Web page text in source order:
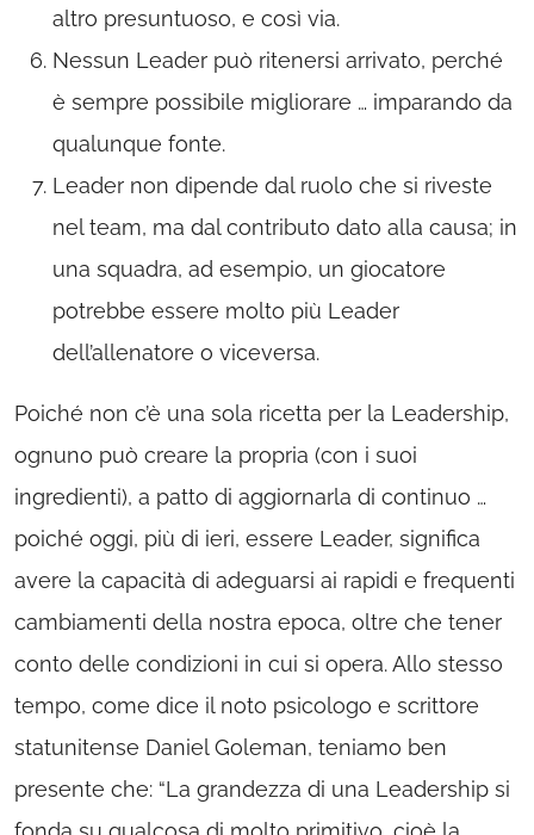
altro presuntuoso, e così via.
Nessun Leader può ritenersi arrivato, perché
è sempre possibile migliorare … imparando da
qualunque fonte.
Leader non dipende dal ruolo che si riveste
nel team, ma dal contributo dato alla causa; in
una squadra, ad esempio, un giocatore
potrebbe essere molto più Leader
dell’allenatore o viceversa.
Poiché non c’è una sola ricetta per la Leadership,
ognuno può creare la propria (con i suoi
ingredienti), a patto di aggiornarla di continuo …
poiché oggi, più di ieri, essere Leader, significa
avere la capacità di adeguarsi ai rapidi e frequenti
cambiamenti della nostra epoca, oltre che tener
conto delle condizioni in cui si opera. Allo stesso
tempo, come dice il noto psicologo e scrittore
statunitense Daniel Goleman, teniamo ben
presente che: “La grandezza di una Leadership si